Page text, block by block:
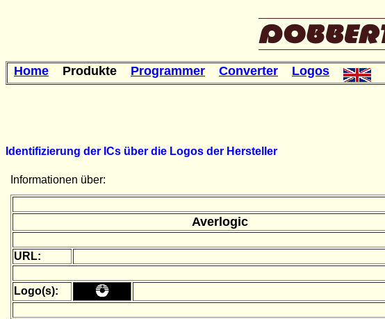
Home Produkte Programmer Converter Logos
Identifizierung der ICs über die Logos der Hersteller
Informationen über:
Averlogic
URL:
Logo(s):